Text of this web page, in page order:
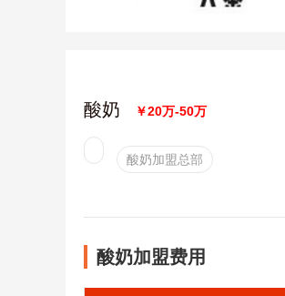
酸奶 ￥20万-50万
酸奶加盟总部
酸奶加盟费用